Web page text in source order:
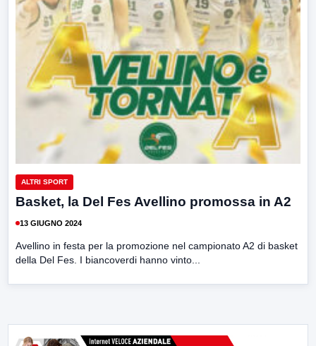
ALTRI SPORT
Basket, la Del Fes Avellino promossa in A2
13 GIUGNO 2024
Avellino in festa per la promozione nel campionato A2 di basket
della Del Fes. I biancoverdi hanno vinto...